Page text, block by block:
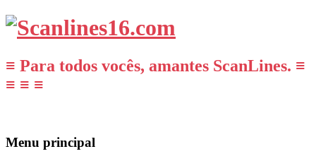
≡ Para todos vocês, amantes ScanLines. ≡
≡ ≡ ≡
Menu principal